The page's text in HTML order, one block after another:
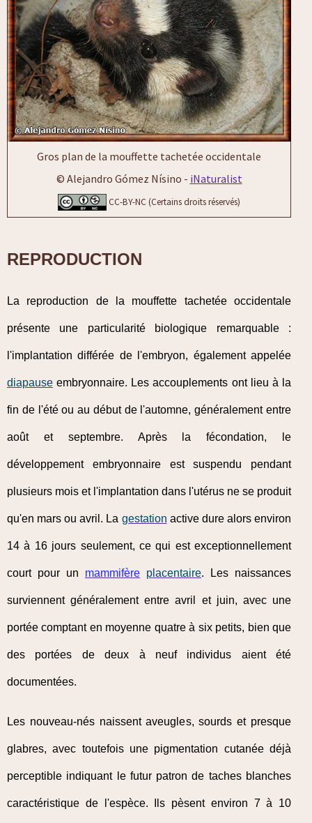
Gros plan de la mouffette tachetée occidentale
© Alejandro Gómez Nísino - iNaturalist
CC-BY-NC (Certains droits réservés)
REPRODUCTION
La reproduction de la mouffette tachetée occidentale
présente une particularité biologique remarquable :
l'implantation différée de l'embryon, également appelée
diapause embryonnaire. Les accouplements ont lieu à la
fin de l'été ou au début de l'automne, généralement entre
août et septembre. Après la fécondation, le
développement embryonnaire est suspendu pendant
plusieurs mois et l'implantation dans l'utérus ne se produit
qu'en mars ou avril. La gestation active dure alors environ
14 à 16 jours seulement, ce qui est exceptionnellement
court pour un mammifère placentaire. Les naissances
surviennent généralement entre avril et juin, avec une
portée comptant en moyenne quatre à six petits, bien que
des portées de deux à neuf individus aient été
documentées.
Les nouveau-nés naissent aveugles, sourds et presque
glabres, avec toutefois une pigmentation cutanée déjà
perceptible indiquant le futur patron de taches blanches
caractéristique de l'espèce. Ils pèsent environ 7 à 10